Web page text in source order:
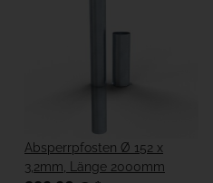
Absperrpfosten Ø 152 x
3,2mm, Länge 2000mm